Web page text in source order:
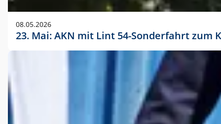
08.05.2026
23. Mai: AKN mit Lint 54-Sonderfahrt